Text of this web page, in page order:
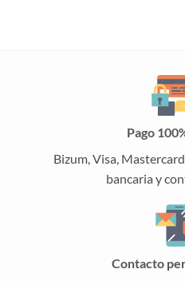
Pago
Bizum, Visa,
bancaria y
Contacto